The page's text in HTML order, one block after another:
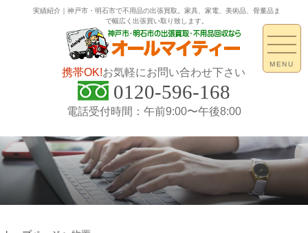
実績紹介｜神戸市・明石市で不用品の出張買取。家具、家電、美術品、骨董品ま
で幅広く出張買い取り致します。
携帯OK!お気軽にお問い合わせ下さい
0120-596-168
電話受付時間：午前9:00〜午後8:00
MENU